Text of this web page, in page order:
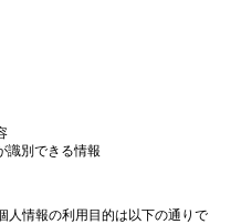
識別できる情報
人情報の利用目的は以下の通りで